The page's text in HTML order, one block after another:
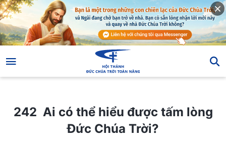
242 Ai có thể hiểu được tấm lòng Đức Chúa Trời?
242 Ai có thể hiểu được tấm lòng
Đức Chúa Trời?